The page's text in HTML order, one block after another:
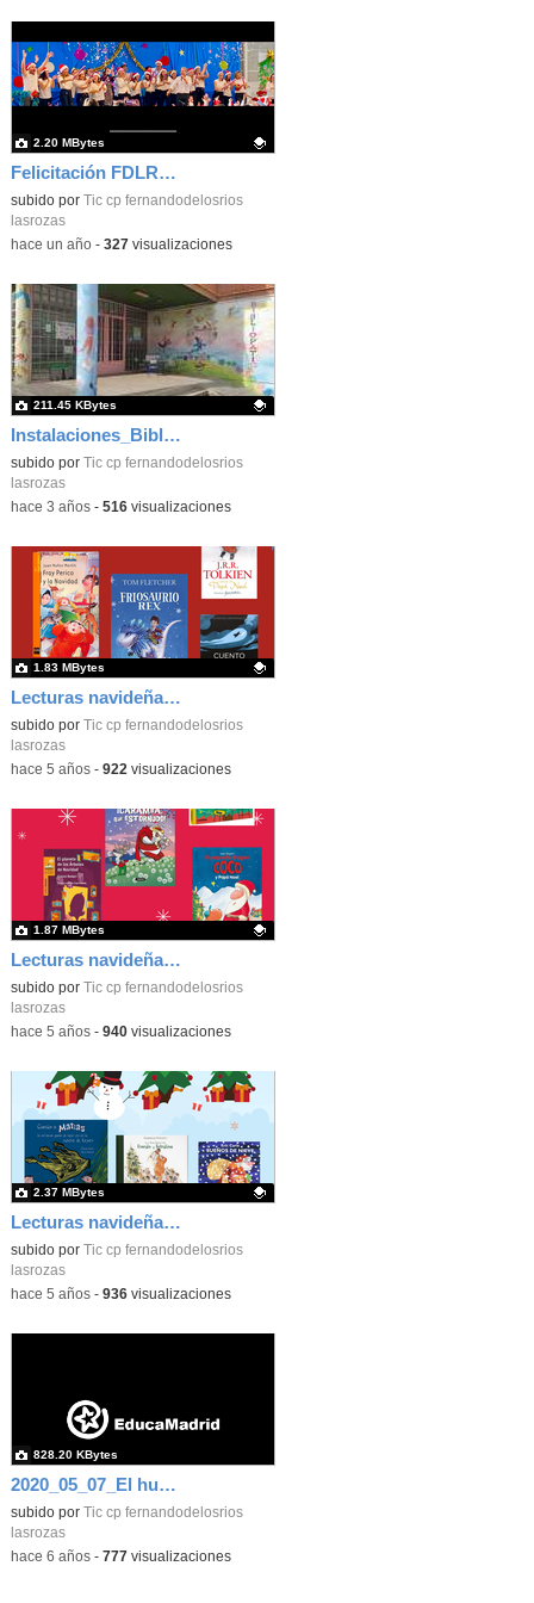
Felicitación FDLR_Las Rozas
Contenido educativo.
subido por Tic cp fernandodelosrios
lasrozas
2.20 MBytes
-hace un año- 327visualizaciones
Instalaciones_Bibliopatio_actualizado_CEIP FDLR_las Rozas
Contenido educativo.
subido por Tic cp fernandodelosrios
lasrozas
211.45 KBytes
-hace 3 años- 516visualizaciones
Lecturas navideñas recomendadas_Segundo Equipo Primaria_CEIP FDLR_Las Rozas
Contenido educativo.
subido por Tic cp fernandodelosrios
lasrozas
1.83 MBytes
-hace 5 años- 922 visualizaciones
Lecturas navideñas recomendadas_Primer Equipo Primaria_CEIP FDLR_Las Rozas
Contenido educativo.
subido por Tic cp fernandodelosrios
lasrozas
1.87 MBytes
-hace 5 años- 940visualizaciones
Lecturas navideñas recomendadas_Infantil_CEIP FDLR_Las Rozas
Contenido educativo.
subido por Tic cp fernandodelosrios
lasrozas
2.37 MBytes
-hace 5 años- 936visualizaciones
2020_05_07_El huerto en abril_CEIP FDLR_Las Rozas 11
subido por Tic cp fernandodelosrios
lasrozas
828.20 KBytes
-hace 6 años- 777visualizaciones